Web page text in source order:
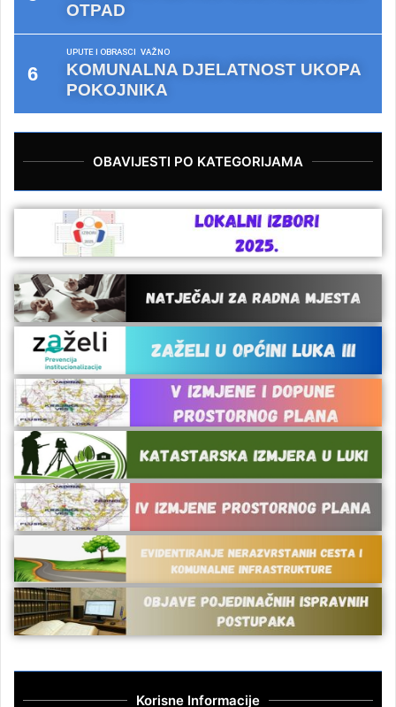
OTPAD
UPUTE I OBRASCI VAŽNO
KOMUNALNA DJELATNOST UKOPA
POKOJNIKA
OBAVIJESTI PO KATEGORIJAMA
Korisne Informacije